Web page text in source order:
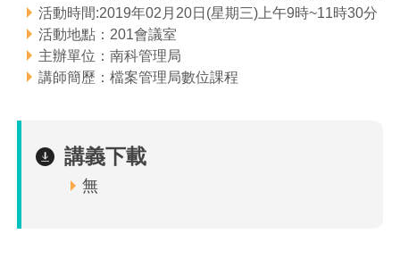
公職人員及關係人補助交易身分關係公開專區
機關採購廉政平臺
檔案應用及宣導活動
檔案教育訓練及標竿學習
污水處理廠
污水處理廠
園區土地廠房宿舍出租資訊
污水處理廠
園區公會資訊
研究機構
公共藝術
考古遺址
園區生活
生活服務
自行車道網
創新創業
南科創業工坊
企業社會責任
通關業務
工安管理
勞資管理
污水費
廢棄物清除處理費
科學園區人才培育補助計畫
新興科技應用計畫
性平專區
園區廠商採購資訊
活動時間:2019年02月20日(星期三)上午9時~11時30分
活動地點：201會議室
主辦單位：南科管理局
講師簡歷：檔案管理局數位課程
講義下載
無